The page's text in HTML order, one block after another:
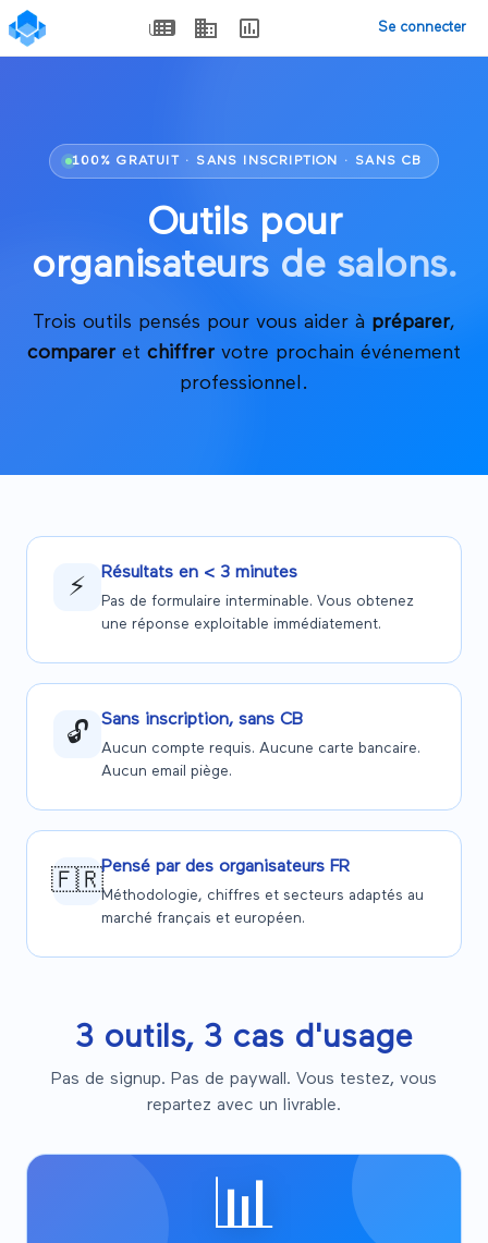
Se connecter
100% GRATUIT · SANS INSCRIPTION · SANS CB
Outils pour
organisateurs de salons.
Trois outils pensés pour vous aider à préparer,
comparer et chiffrer votre prochain événement
professionnel.
⚡
Résultats en < 3 minutes
Pas de formulaire interminable. Vous obtenez
une réponse exploitable immédiatement.
🔓
Sans inscription, sans CB
Aucun compte requis. Aucune carte bancaire.
Aucun email piège.
🇫🇷
Pensé par des organisateurs FR
Méthodologie, chiffres et secteurs adaptés au
marché français et européen.
3 outils, 3 cas d'usage
Pas de signup. Pas de paywall. Vous testez, vous
repartez avec un livrable.
📊